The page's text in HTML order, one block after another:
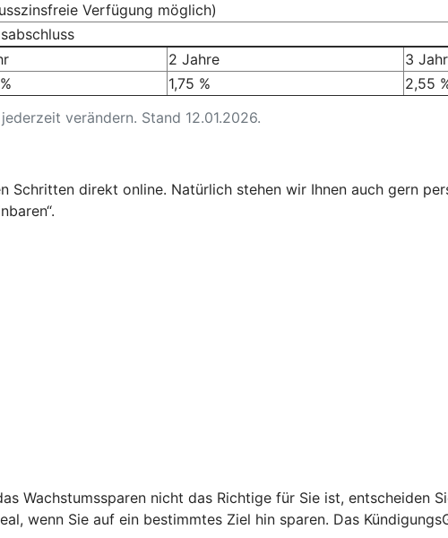
Verfügung möglich)
verändern. Stand 12.01.2026.
2 Jahre
3
1,75 % 2,55
Schritten direkt online. Natürlich stehen wir Ihnen auch gern
Wachstumssparen nicht das Richtige für Sie ist, entscheiden
wenn Sie auf ein bestimmtes Ziel hin sparen. Das